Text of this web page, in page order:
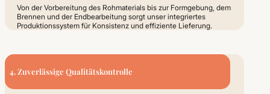
Von der Vorbereitung des Rohmaterials bis zur Formgebung, dem
Brennen und der Endbearbeitung sorgt unser integriertes
Produktionssystem für Konsistenz und effiziente Lieferung.
4. Zuverlässige Qualitätskontrolle